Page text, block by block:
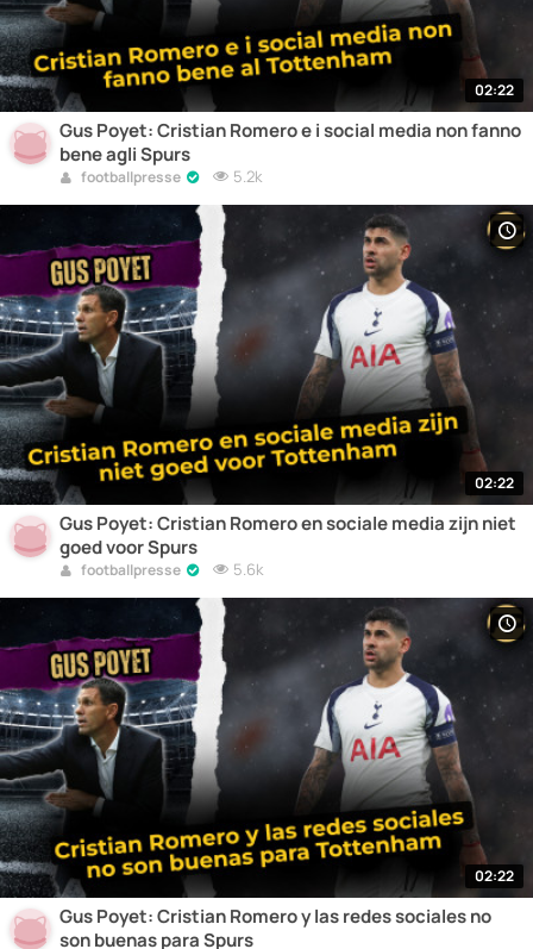
02:22
Gus Poyet: Cristian Romero e i social media non fanno
bene agli Spurs
footballpresse 5.2k
02:22
Gus Poyet: Cristian Romero en sociale media zijn niet
goed voor Spurs
footballpresse 5.6k
02:22
Gus Poyet: Cristian Romero y las redes sociales no
son buenas para Spurs